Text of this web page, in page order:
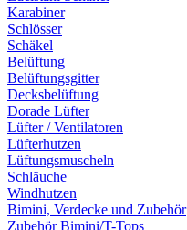
Karabiner
Schlösser
Schäkel
Belüftung
Belüftungsgitter
Decksbelüftung
Dorade Lüfter
Lüfter / Ventilatoren
Lüfterhutzen
Lüftungsmuscheln
Schläuche
Windhutzen
Bimini, Verdecke und Zubehör
Zubehör Bimini/T-Tops